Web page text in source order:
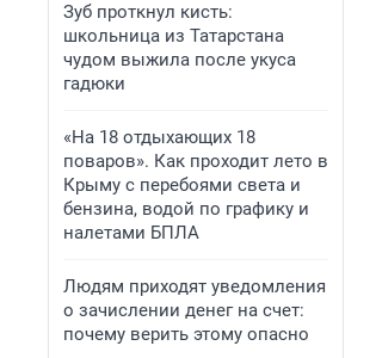
Зуб проткнул кисть:
школьница из Татарстана
чудом выжила после укуса
гадюки
«На 18 отдыхающих 18
поваров». Как проходит лето в
Крыму с перебоями света и
бензина, водой по графику и
налетами БПЛА
Людям приходят уведомления
о зачислении денег на счет:
почему верить этому опасно